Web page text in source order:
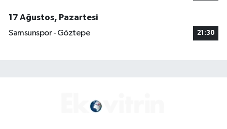
17 Ağustos, Pazartesi
Samsunspor - Göztepe
21:30